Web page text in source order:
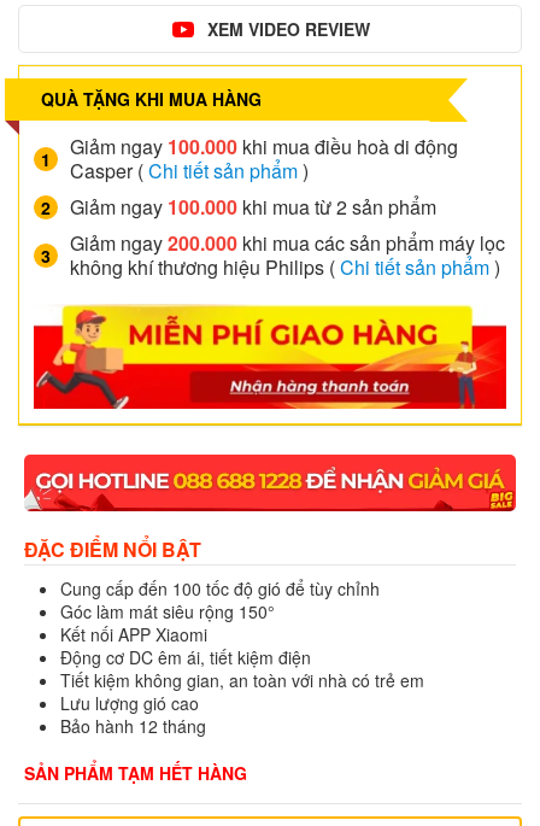
XEM VIDEO REVIEW
QUÀ TẶNG KHI MUA HÀNG
Giảm ngay 100.000 khi mua điều hoà di động
Casper (Chi tiết sản phẩm)
Giảm ngay 100.000 khi mua từ 2 sản phẩm
Giảm ngay200.000 khi mua các sản phẩm máy lọc
không khí thương hiệu Philips (Chi tiết sản phẩm)
ĐẶC ĐIỂM NỔI BẬT
Cung cấp đến 100 tốc độ gió để tùy chỉnh
Góc làm mát siêu rộng 150°
Kết nối APP Xiaomi
Động cơ DC êm ái, tiết kiệm điện
Tiết kiệm không gian, an toàn với nhà có trẻ em
Lưu lượng gió cao
Bảo hành 12 tháng
SẢN PHẨM TẠM HẾT HÀNG